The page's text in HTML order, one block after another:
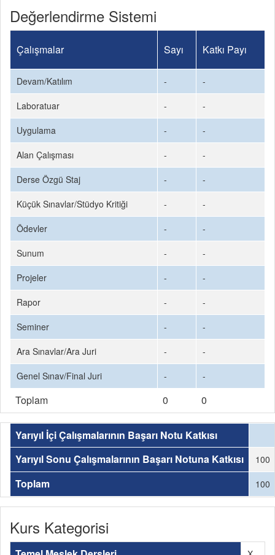
Değerlendirme Sistemi
Çalışmalar Sayı Katkı Payı
Devam/Katılım -
-
Laboratuar
-
-
Uygulama
-
-
Alan Çalışması
-
-
Derse Özgü Staj
-
-
Küçük Sınavlar/Stüdyo Kritiği
-
-
Ödevler
-
-
Sunum
-
-
Projeler
-
-
Rapor
-
-
Seminer
-
-
Ara Sınavlar/Ara Juri
-
-
Genel Sınav/Final Juri
- -
Toplam 0 0
Yarıyıl İçi Çalışmalarının Başarı Notu Katkısı
Yarıyıl Sonu Çalışmalarının Başarı Notuna Katkısı
100
Toplam 100
Kurs Kategorisi